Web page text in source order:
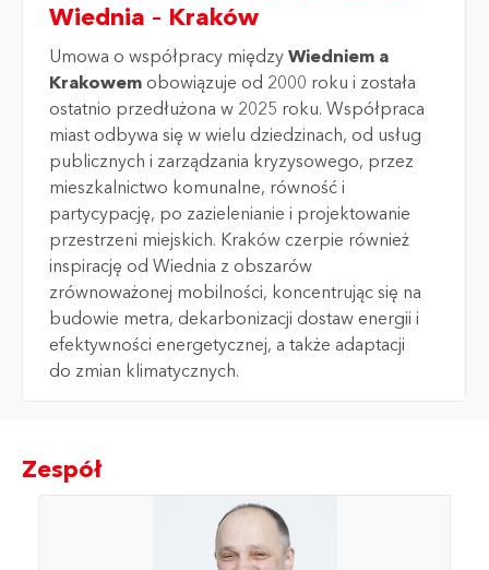
Wiednia – Kraków
Umowa o współpracy między Wiedniem a
Krakowem obowiązuje od 2000 roku i została
ostatnio przedłużona w 2025 roku. Współpraca
miast odbywa się w wielu dziedzinach, od usług
publicznych i zarządzania kryzysowego, przez
mieszkalnictwo komunalne, równość i
partycypację, po zazielenianie i projektowanie
przestrzeni miejskich. Kraków czerpie również
inspirację od Wiednia z obszarów
zrównoważonej mobilności, koncentrując się na
budowie metra, dekarbonizacji dostaw energii i
efektywności energetycznej, a także adaptacji
do zmian klimatycznych.
Zespół